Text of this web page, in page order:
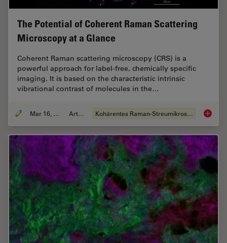
The Potential of Coherent Raman Scattering
Microscopy at a Glance
Coherent Raman scattering microscopy (CRS) is a
powerful approach for label-free, chemically specific
imaging. It is based on the characteristic intrinsic
vibrational contrast of molecules in the…
Mar 16, 2022 Artikel Kohärentes Raman-Streumikroskop (CRS) The